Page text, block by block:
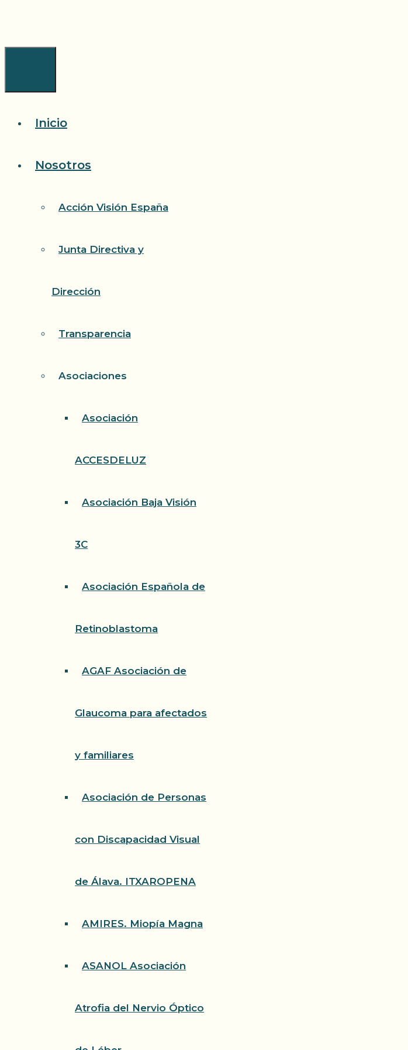
Inicio
Nosotros
Acción Visión España
Junta Directiva y
Dirección
Transparencia
Asociaciones
Asociación
ACCESDELUZ
Asociación Baja Visión
3C
Asociación Española de
Retinoblastoma
AGAF Asociación de
Glaucoma para afectados
y familiares
Asociación de Personas
con Discapacidad Visual
de Álava. ITXAROPENA
AMIRES. Miopía Magna
ASANOL Asociación
Atrofia del Nervio Óptico